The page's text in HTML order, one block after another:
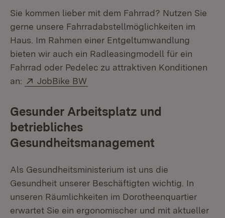
Sie kommen lieber mit dem Fahrrad? Nutzen Sie
gerne unsere Fahrradabstellmöglichkeiten im
Haus. Im Rahmen einer Entgeltumwandlung
bieten wir auch ein Radleasingmodell für ein
Fahrrad oder Pedelec zu attraktiven Konditionen
an:
Extern:
JobBike BW
Gesunder Arbeitsplatz und
betriebliches
Gesundheitsmanagement
Als Gesundheitsministerium ist uns die
Gesundheit unserer Beschäftigten wichtig. In
unseren Räumlichkeiten im Dorotheenquartier
erwartet Sie ein ergonomischer und mit aktueller